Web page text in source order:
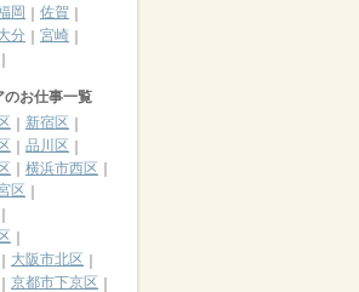
岡
佐賀
分
宮崎
のお仕事一覧
新宿区
品川区
横浜市西区
区
大阪市北区
京都市下京区